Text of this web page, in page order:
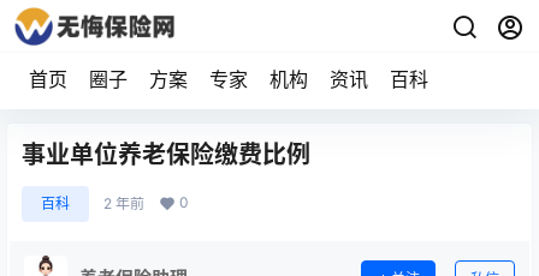
首页 圈子 方案 专家 机构 资讯 百科
事业单位养老保险缴费比例
百科 2 年前 0